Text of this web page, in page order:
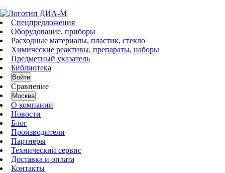
Спецпредложения
Оборудование, приборы
Расходные материалы, пластик, стекло
Химические реактивы, препараты, наборы
Предметный указатель
Библиотека
Войти
Сравнение
Москва
О компании
Новости
Блог
Производители
Партнеры
Технический сервис
Доставка и оплата
Контакты